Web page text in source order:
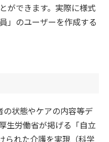
ができます。実際に様式
」のユーザーを作成する
状態やケアの内容等デ
生労働省が掲げる「自立
られた介護を実現（科学